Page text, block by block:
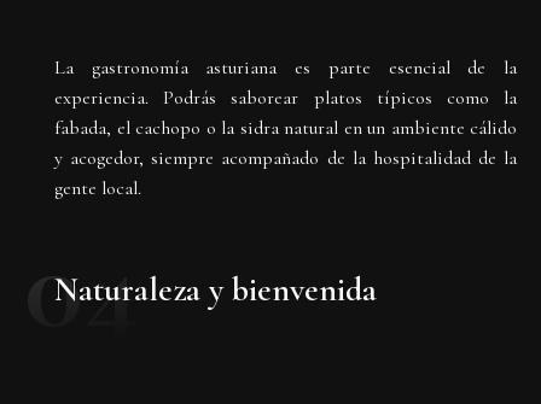
La gastronomía asturiana es parte esencial de la
experiencia. Podrás saborear platos típicos como la
fabada, el cachopo o la sidra natural en un ambiente cálido
y acogedor, siempre acompañado de la hospitalidad de la
gente local.
04
Naturaleza y bienvenida